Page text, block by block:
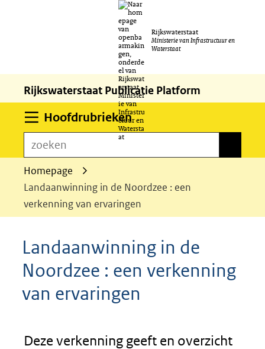
naar
de
inhoud
Rijkswaterstaat
Ministerie van Infrastructuur en
Waterstaat
Rijkswaterstaat Publicatie Platform
HoofdrubriekenUitklappen
zoeken
Homepage
Landaanwinning in de Noordzee : een
verkenning van ervaringen
Landaanwinning in de
Noordzee : een verkenning
van ervaringen
Deze verkenning geeft en overzicht